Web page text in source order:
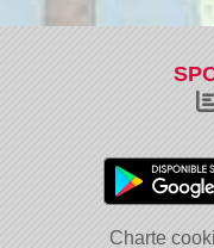
Charte